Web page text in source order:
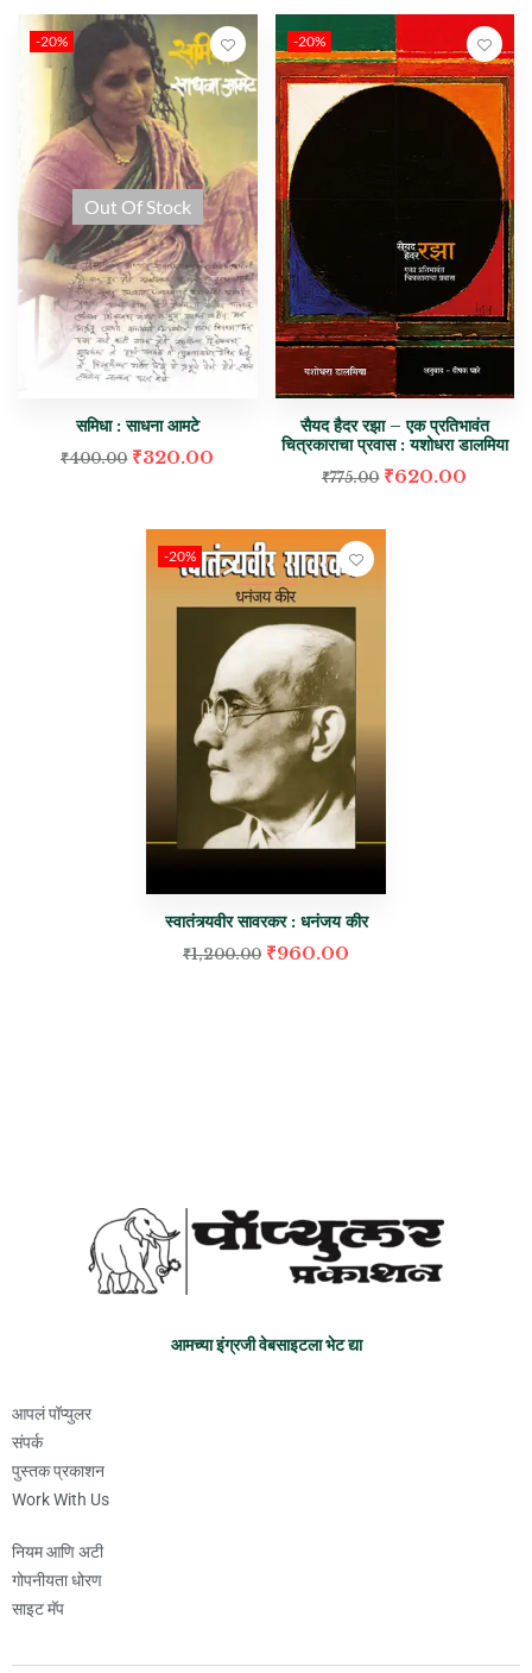
-20%
Out Of Stock
समिधा : साधना आमटे
₹400.00 ₹320.00
-20%
सैयद हैदर रझा – एक प्रतिभावंत
चित्रकाराचा प्रवास : यशोधरा डालमिया
₹775.00 ₹620.00
-20%
स्वातंत्र्यवीर सावरकर : धनंजय कीर
₹1,200.00 ₹960.00
आमच्या इंग्रजी वेबसाइटला भेट द्या
आपलं पॉप्युलर
संपर्क
पुस्तक प्रकाशन
Work With Us
नियम आणि अटी
गोपनीयता धोरण
साइट मॅप